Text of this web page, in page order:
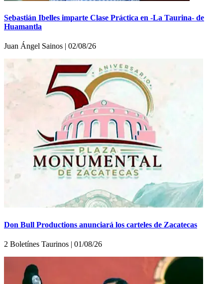
Sebastián Ibelles imparte Clase Práctica en -La Taurina- de
Huamantla
Juan Ángel Sainos | 02/08/26
Don Bull Productions anunciará los carteles de Zacatecas
2 Boletínes Taurinos | 01/08/26